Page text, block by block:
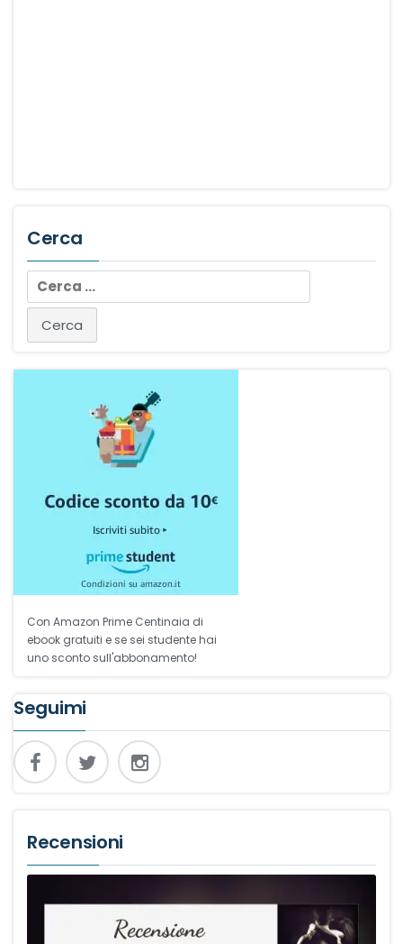
Cerca
Ricerca
per:
Con Amazon Prime Centinaia di
ebook gratuiti e se sei studente hai
uno sconto sull'abbonamento!
Seguimi
Recensioni